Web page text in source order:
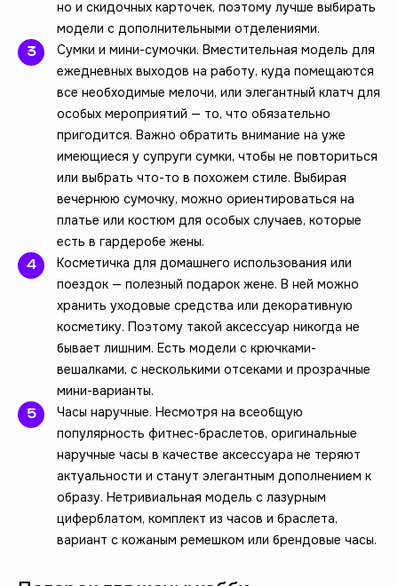
но и скидочных карточек, поэтому лучше выбирать
модели с дополнительными отделениями.
Сумки и мини-сумочки. Вместительная модель для
ежедневных выходов на работу, куда помещаются
все необходимые мелочи, или элегантный клатч для
особых мероприятий — то, что обязательно
пригодится. Важно обратить внимание на уже
имеющиеся у супруги сумки, чтобы не повториться
или выбрать что-то в похожем стиле. Выбирая
вечернюю сумочку, можно ориентироваться на
платье или костюм для особых случаев, которые
есть в гардеробе жены.
Косметичка для домашнего использования или
поездок — полезный подарок жене. В ней можно
хранить уходовые средства или декоративную
косметику. Поэтому такой аксессуар никогда не
бывает лишним. Есть модели с крючками-
вешалками, с несколькими отсеками и прозрачные
мини-варианты.
Часы наручные. Несмотря на всеобщую
популярность фитнес-браслетов, оригинальные
наручные часы в качестве аксессуара не теряют
актуальности и станут элегантным дополнением к
образу. Нетривиальная модель с лазурным
циферблатом, комплект из часов и браслета,
вариант с кожаным ремешком или брендовые часы.